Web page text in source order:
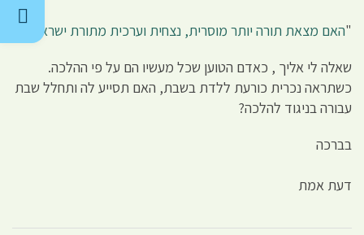
"האם מצאת תורה יותר מוסרית, נצחית וערכית מתורת ישראל
שאלה לי אליך , כאדם הטוען שכל מעשיו הם על פי ההלכה.
כשתראה נכרית כורעת ללדת בשבת, האם תסייע לה ותחלל שבת
עבורה בניגוד להלכה?
בברכה
דעת אמת